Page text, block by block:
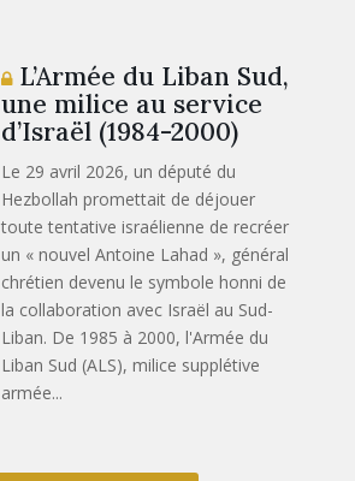
L’Armée du Liban Sud,
une milice au service
d’Israël (1984-2000)
Le 29 avril 2026, un député du
Hezbollah promettait de déjouer
toute tentative israélienne de recréer
un « nouvel Antoine Lahad », général
chrétien devenu le symbole honni de
la collaboration avec Israël au Sud-
Liban. De 1985 à 2000, l'Armée du
Liban Sud (ALS), milice supplétive
armée...